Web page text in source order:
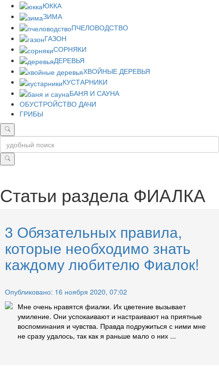
ЮККА
ЗИМА
ПЧЕЛОВОДСТВО
ГАЗОН
СОРНЯКИ
ДЕРЕВЬЯ
ХВОЙНЫЕ ДЕРЕВЬЯ
КУСТАРНИКИ
БАНЯ И САУНА
ОБУСТРОЙСТВО ДАЧИ
ГРИБЫ
Статьи раздела ФИАЛКА
3 Обязательных правила,
которые необходимо знать
каждому любителю Фиалок!
Опубликовано: 16 ноября 2020, 07:02
Мне очень нравятся фиалки. Их цветение вызывает
умиление. Они успокаивают и настраивают на приятные
воспоминания и чувства. Правда подружиться с ними мне
не сразу удалось, так как я раньше мало о них ...